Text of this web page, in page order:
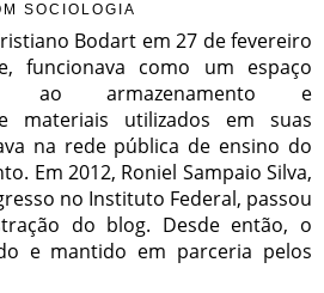
SOCIOLOGIA
Bodart em 27 de fevereiro
funcionava como um espaço
ao armazenamento e
materiais utilizados em suas
na rede pública de ensino do
Em 2012, Roniel Sampaio Silva,
no Instituto Federal, passou
do blog. Desde então, o
e mantido em parceria pelos